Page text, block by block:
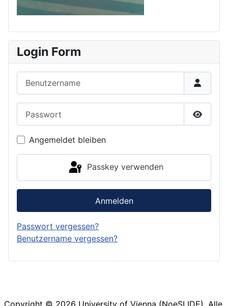
Login Form
Angemeldet bleiben
Passkey verwenden
Anmelden
Passwort vergessen?
Benutzername vergessen?